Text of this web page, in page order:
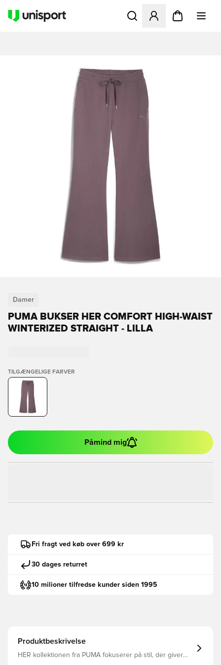
Åbner en Modal til at
Damer
PUMA BUKSER HER COMFORT HIGH-WAIST
WINTERIZED STRAIGHT - LILLA
TILGÆNGELIGE FARVER
Påmind mig
Fri fragt ved køb over 699 kr
30 dages returret
10 milioner tilfredse kunder siden 1995
Produktbeskrivelse
HER kollektionen fra PUMA fokuserer på stil, der giver